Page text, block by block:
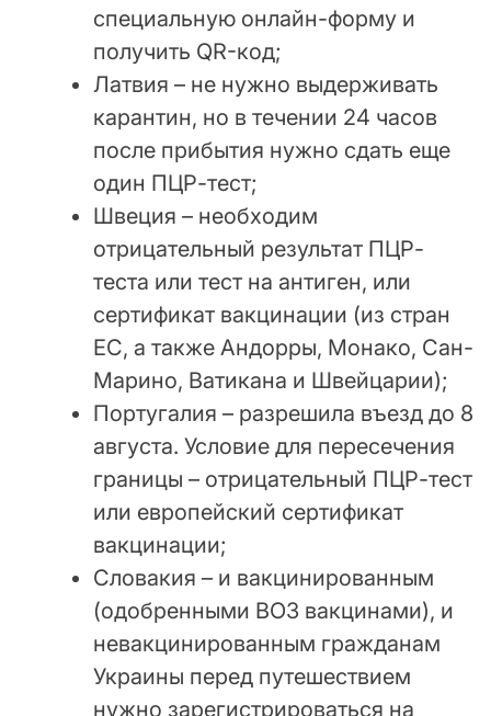
специальную онлайн-форму и
получить QR-код;
Латвия – не нужно выдерживать
карантин, но в течении 24 часов
после прибытия нужно сдать еще
один ПЦР-тест;
Швеция – необходим
отрицательный результат ПЦР-
теста или тест на антиген, или
сертификат вакцинации (из стран
ЕС, а также Андорры, Монако, Сан-
Марино, Ватикана и Швейцарии);
Португалия – разрешила въезд до 8
августа. Условие для пересечения
границы – отрицательный ПЦР-тест
или европейский сертификат
вакцинации;
Словакия – и вакцинированным
(одобренными ВОЗ вакцинами), и
невакцинированным гражданам
Украины перед путешествием
нужно зарегистрироваться на